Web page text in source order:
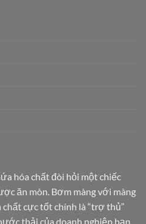
hóa chất đòi hỏi một chiếc
ăn mòn. Bơm màng với màng
chất cực tốt chính là “trợ thủ”
thải của doanh nghiệp bạn.